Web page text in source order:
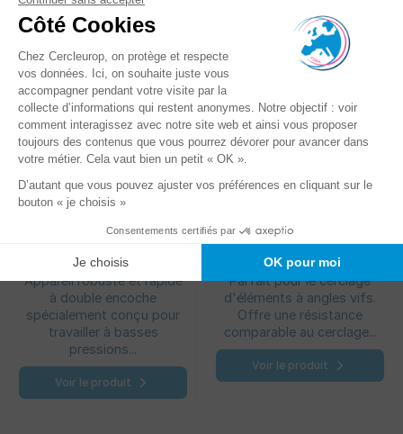
Combiné pneumatique
Appareil robuste et rapide
à double encoche
spécialement conçu pour
travailler à basses
pressions...
Voir le produit
Feuillard textile
Parfait pour le cerclage
d'éléments à angles vifs.
Offre une résistance
comparable au cerclage...
Voir le produit